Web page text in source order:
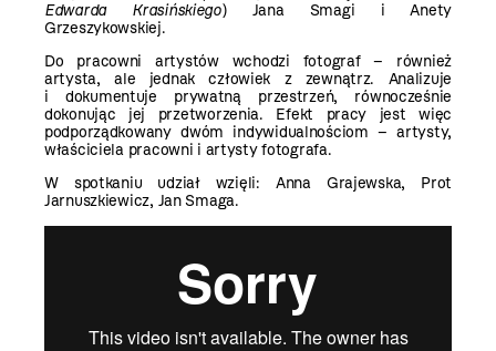
Edwarda Krasińskiego) Jana Smagi i Anety
Grzeszykowskiej.
Do pracowni artystów wchodzi fotograf – również
artysta, ale jednak człowiek z zewnątrz. Analizuje
i dokumentuje prywatną przestrzeń, równocześnie
dokonując jej przetworzenia. Efekt pracy jest więc
podporządkowany dwóm indywidualnościom – artysty,
właściciela pracowni i artysty fotografa.
W spotkaniu udział wzięli: Anna Grajewska, Prot
Jarnuszkiewicz, Jan Smaga.